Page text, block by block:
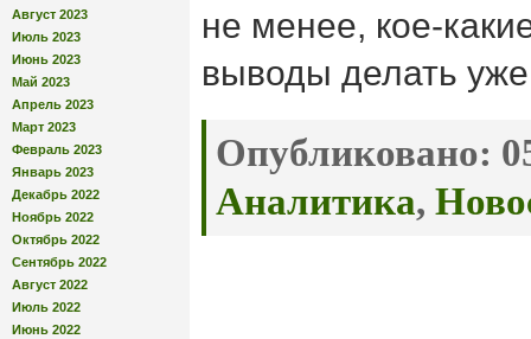
Август 2023
Июль 2023
Июнь 2023
Май 2023
Апрель 2023
Март 2023
Февраль 2023
Январь 2023
Декабрь 2022
Ноябрь 2022
Октябрь 2022
Сентябрь 2022
Август 2022
Июль 2022
Июнь 2022
не менее, кое-
выводы делать
Опубликовано:
Аналитика,